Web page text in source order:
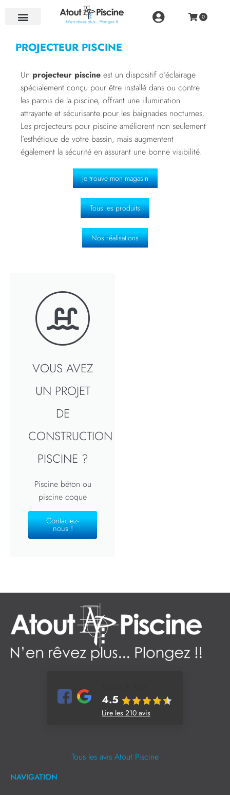
PROJECTEUR PISCINE
Un projecteur piscine est un dispositif d’éclairage
spécialement conçu pour être installé dans ou contre
les parois de la piscine, offrant une illumination
attrayante et sécurisante pour les baignades nocturnes.
Les projecteurs pour piscine améliorent non seulement
l’esthétique de votre bassin, mais augmentent
également la sécurité en assurant une bonne visibilité.
Je trouve mon magasin
Tous les produits
Nos réalisations
VOUS AVEZ
UN PROJET
DE
CONSTRUCTION
PISCINE ?
Piscine béton ou
piscine coque
Contactez-
nous !
4.5
Lire les 210 avis
Tous les avis Atout Piscine
NAVIGATION